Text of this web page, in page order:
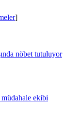
]
nöbet tutuluyor
ekibi